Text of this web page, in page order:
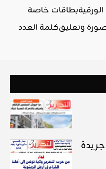
بطاقات خاصة
وتعليقكلمة العدد
357من جريدة